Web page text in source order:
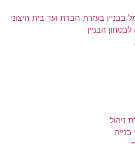
בבניין בעזרת חברת ועד בית חיצוני
הבניין
ניהול